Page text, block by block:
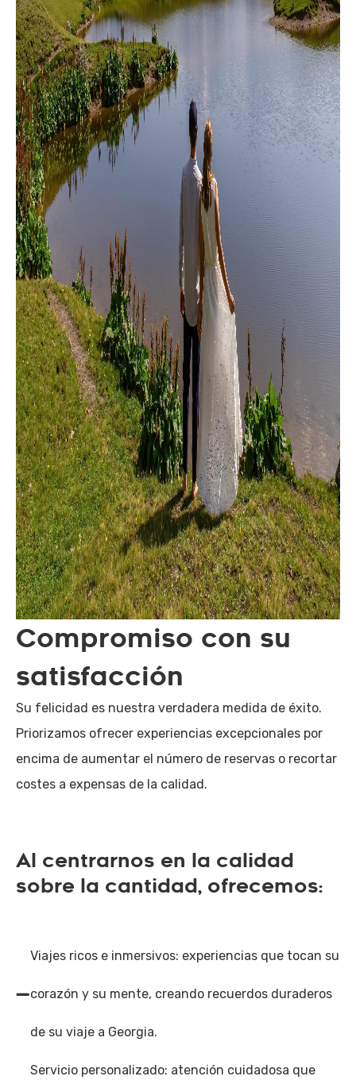
Compromiso con su
satisfacción
Su felicidad es nuestra verdadera medida de éxito.
Priorizamos ofrecer experiencias excepcionales por
encima de aumentar el número de reservas o recortar
costes a expensas de la calidad.
Al centrarnos en la calidad
sobre la cantidad, ofrecemos:
Viajes ricos e inmersivos: experiencias que tocan su
corazón y su mente, creando recuerdos duraderos
de su viaje a Georgia.
Servicio personalizado: atención cuidadosa que